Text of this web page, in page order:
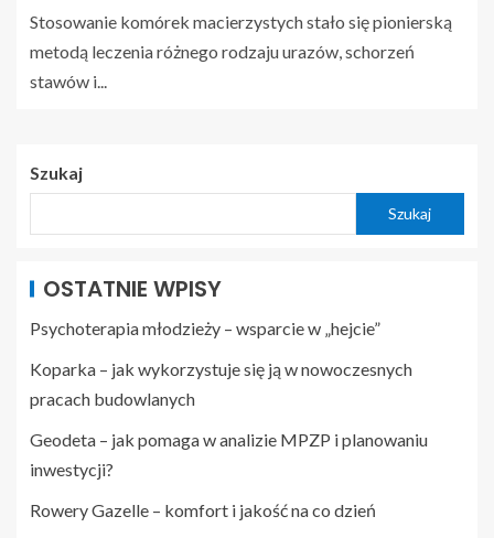
Stosowanie komórek macierzystych stało się pionierską
metodą leczenia różnego rodzaju urazów, schorzeń
stawów i...
Szukaj
Szukaj
OSTATNIE WPISY
Psychoterapia młodzieży – wsparcie w „hejcie”
Koparka – jak wykorzystuje się ją w nowoczesnych
pracach budowlanych
Geodeta – jak pomaga w analizie MPZP i planowaniu
inwestycji?
Rowery Gazelle – komfort i jakość na co dzień